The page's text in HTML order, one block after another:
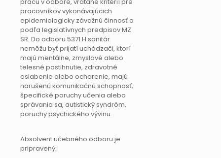
pracovníkov vykonávajúcich
epidemiologicky závažnú činnosť a
podľa legislatívnych predpisov MZ
SR. Do odboru 5371 H sanitár
nemôžu byť prijatí uchádzači, ktorí
majú mentálne, zmyslové alebo
telesné postihnutie, zdravotné
oslabenie alebo ochorenie, majú
narušenú komunikačnú schopnosť,
špecifické poruchy učenia alebo
správania sa, autistický syndróm,
poruchy psychického vývinu.
Absolvent učebného odboru je
pripravený: